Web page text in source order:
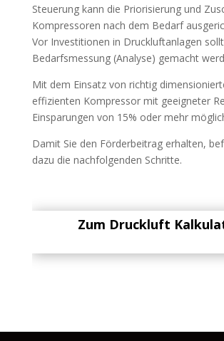
Steuerung kann die Priorisierung und
Kompressoren nach dem Bedarf
Vor Investitionen in Druckluftanlagen
Bedarfsmessung (Analyse) gemacht
Mit dem Einsatz von richtig
effizienten Kompressor mit geeigneter
Einsparungen von 15% oder mehr
Damit Sie den Förderbeitrag erhalten,
dazu die nachfolgenden Schritte.
Zum Druckluft